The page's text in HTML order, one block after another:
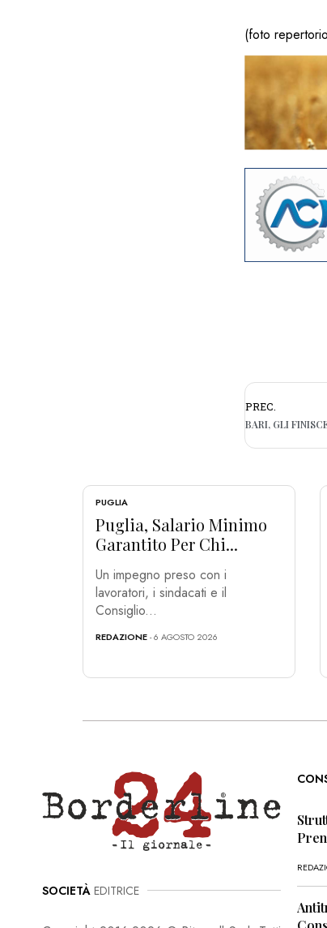
(foto
PREC.
PUGLIA
Puglia, Salario Minimo
Garantito Per Chi...
Un impegno preso con i
lavoratori, i sindacati e il
Consiglio...
REDAZIONE- 6 AGOSTO 2026
SOCIETÀ EDITRICE